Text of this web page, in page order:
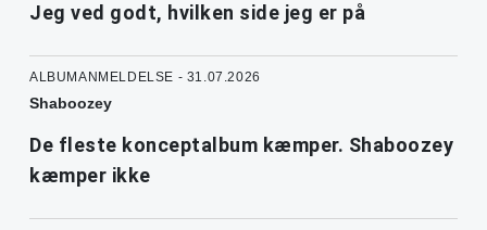
Jeg ved godt, hvilken side jeg er på
ALBUMANMELDELSE - 31.07.2026
Shaboozey
De fleste konceptalbum kæmper. Shaboozey
kæmper ikke